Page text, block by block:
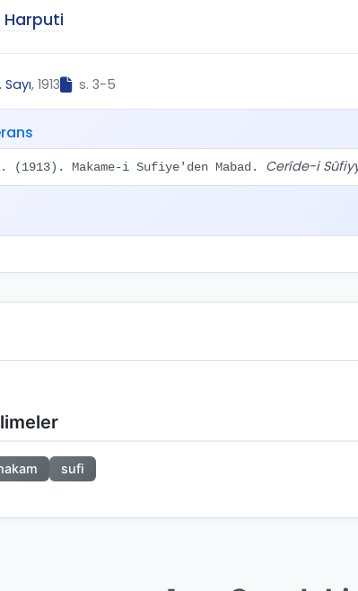
Harputi
, 1913 s. 3-5
(1913). Makame-i Sufiye'den Mabad. Cerîde-i
sufi